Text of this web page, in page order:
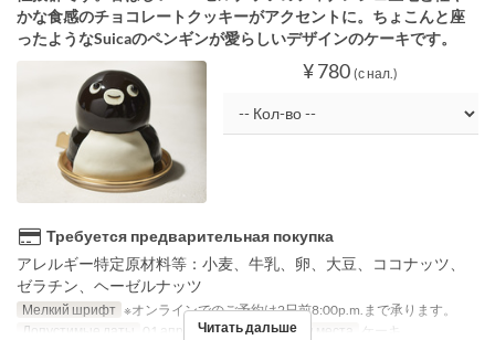
かな食感のチョコレートクッキーがアクセントに。ちょこんと座
ったようなSuicaのペンギンが愛らしいデザインのケーキです。
¥ 780 (с нал.)
Требуется предварительная покупка
アレルギー特定原材料等：小麦、牛乳、卵、大豆、ココナッツ、
ゼラチン、ヘーゼルナッツ
Мелкий шрифт ※オンラインでのご予約は2日前8:00p.m.まで承ります。
Допустимые даты 01 апр. ~ 31 авг. Категория места ケーキ
Читать дальше